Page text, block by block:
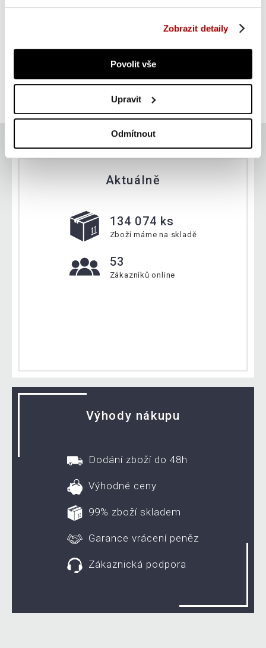
Zobrazit detaily
Povolit vše
Upravit
Odmítnout
412 Kč Do košíku
Aktuálně
134 074 ks
Zboží máme na skladě
53
Zákazníků online
Výhody nákupu
Dodání zboží do 48h
Výhodné ceny
99% zboží skladem
Garance vrácení peněz
Zákaznická podpora